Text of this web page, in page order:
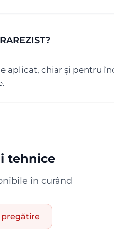
aplicat, chiar și pentru
tehnice
în curând
pregătire